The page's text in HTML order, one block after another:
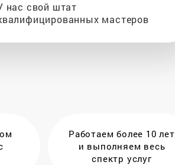
нас свой штат
мастеров
Работаем более 10 лет
и выполняем весь
спектр услуг